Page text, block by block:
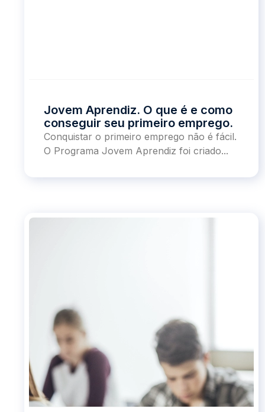
Jovem Aprendiz. O que é e como
conseguir seu primeiro emprego.
Conquistar o primeiro emprego não é fácil.
O Programa Jovem Aprendiz foi criado...